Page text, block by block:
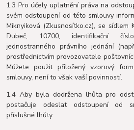
1.3 Pro účely uplatnění práva na
svém odstoupení od této smlouvy
Miknyiková (Zkusnosítko.cz), se sídlem
Dubeč, 10700, identifikační
jednostranného právního jednání
prostřednictvím provozovatele
Můžete použít přiložený vzorový
smlouvy, není to však vaší povinností.
1.4 Aby byla dodržena lhůta pro
postačuje odeslat odstoupení od
příslušné lhůty.